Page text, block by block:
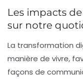
Les impacts
sur notre
La transformation
manière de vivre,
façons de